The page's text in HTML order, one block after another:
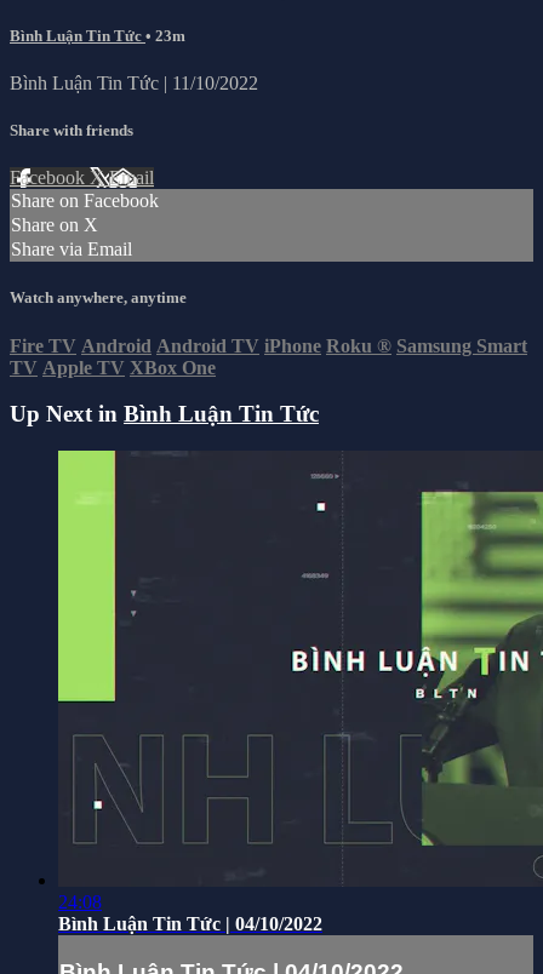
Bình Luận Tin Tức • 23m
Bình Luận Tin Tức | 11/10/2022
Share with friends
Facebook XEmail
Share on Facebook
Share on X
Share via Email
Watch anywhere, anytime
Fire TV Android Android TV iPhone Roku ® Samsung Smart
TV Apple TV XBox One
Up Next in Bình Luận Tin Tức
24:08
Bình Luận Tin Tức | 04/10/2022